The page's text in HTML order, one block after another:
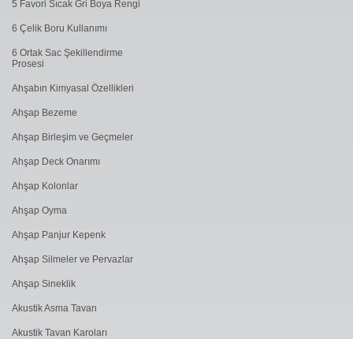
5 Favori Sıcak Gri Boya Rengi
6 Çelik Boru Kullanımı
6 Ortak Sac Şekillendirme
Prosesi
Ahşabın Kimyasal Özellikleri
Ahşap Bezeme
Ahşap Birleşim ve Geçmeler
Ahşap Deck Onarımı
Ahşap Kolonlar
Ahşap Oyma
Ahşap Panjur Kepenk
Ahşap Silmeler ve Pervazlar
Ahşap Sineklik
Akustik Asma Tavan
Akustik Tavan Karoları